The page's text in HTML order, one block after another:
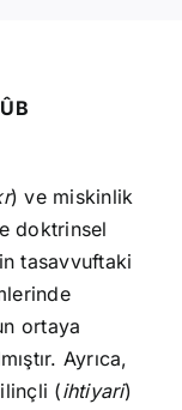
) ve miskinlik
doktrinsel
tasavvuftaki
ortaya
Ayrıca,
(ihtiyari)